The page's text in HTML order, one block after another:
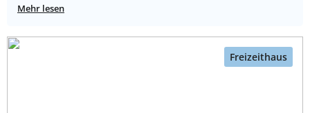
Mehr lesen
Freizeithaus